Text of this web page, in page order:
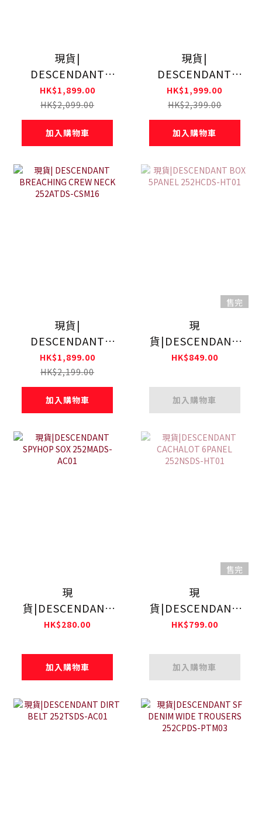
現貨|
DESCENDANT
CACHALOT CREW
NECK 252ATDS-
CSM14
HK$1,899.00
HK$2,099.00
加入購物車
現貨|
DESCENDANT
CETUS CREW
NECK PIGMENT
DYE 252ATDS-
CSM15
HK$1,999.00
HK$2,399.00
加入購物車
現貨|
DESCENDANT
BREACHING CREW
NECK 252ATDS-
CSM16
HK$1,899.00
HK$2,199.00
加入購物車
售完
現
貨|DESCENDANT
BOX 5PANEL
HK$849.00
加入購物車
現
貨|DESCENDANT
SPYHOP SOX
HK$280.00
加入購物車
售完
現
貨|DESCENDANT
CACHALOT
HT01
HK$799.00
加入購物車